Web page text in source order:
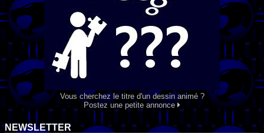
Vous cherchez le titre d'un dessin animé ?
Postez une petite annonce
NEWSLETTER